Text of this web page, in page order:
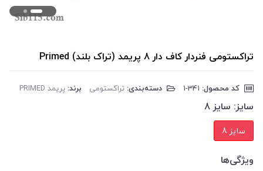
تراکستومی فنردار کاف دار 8 پریمد (تراک بلند) Primed
کد محصول: دسته‌بندی: تراکستومی برند: پریمد PRIMED
سایز: سایز 8
سایز 8
ویژگی‌ها